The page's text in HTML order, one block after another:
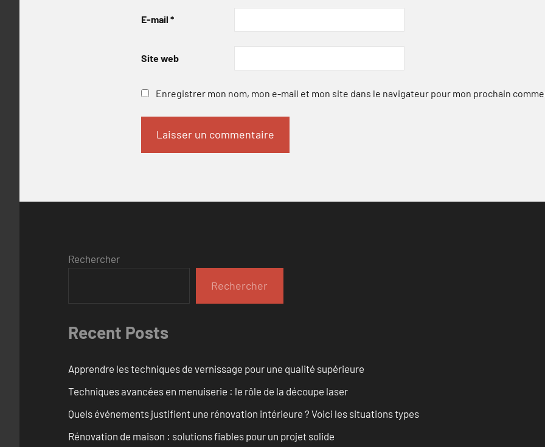
E-mail *
Site web
Enregistrer mon nom, mon e-mail et mon site dans le navigateur pour mon prochain
Rechercher
Rechercher
Recent Posts
Apprendre les techniques de vernissage pour une qualité supérieure
Techniques avancées en menuiserie : le rôle de la découpe laser
Quels événements justifient une rénovation intérieure ? Voici les situations types
Rénovation de maison : solutions fiables pour un projet solide